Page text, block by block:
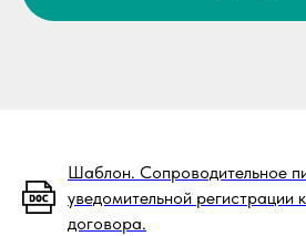
Шаблон. Сопроводительное
уведомительной регистрации
договора.